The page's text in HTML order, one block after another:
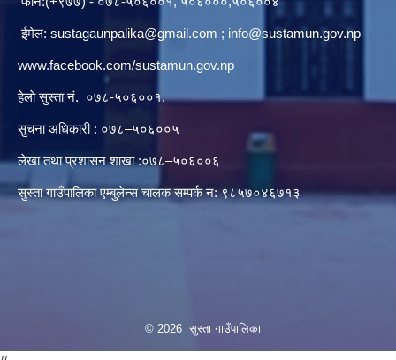
ईमेल: sustagaunpalika@gmail.com ; info@sustamun.gov.np
www.facebook.com/sustamun.gov.np
हेलाे सुस्ता नं. ०७८-५०६००१,
सुचना अधिकारी : ०७८–५०६००५
लेखा तथा प्रशासन शाखा :०७८–५०६००६
सुस्ता गाउँपालिका एम्बुलेन्स चालक सम्पर्क न‌‍: ९८५७०४६७१३
© 2026 सुस्ता गाउँपालिका